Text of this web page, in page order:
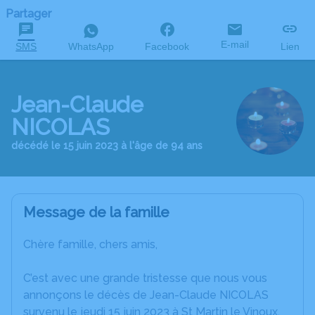
Partager
SMS WhatsApp Facebook E-mail Lien
Jean-Claude
NICOLAS
décédé le 15 juin 2023 à l'âge de 94 ans
Message de la famille
Chère famille, chers amis,
C’est avec une grande tristesse que nous vous
annonçons le décès de Jean-Claude NICOLAS
survenu le jeudi 15 juin 2023 à St Martin le Vinoux.